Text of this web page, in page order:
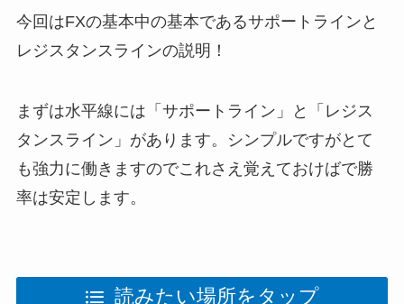
今回はFXの基本中の基本であるサポートラインと
レジスタンスラインの説明！
まずは水平線には「サポートライン」と「レジス
タンスライン」があります。シンプルですがとて
も強力に働きますのでこれさえ覚えておけばで勝
率は安定します。
読みたい場所をタップ